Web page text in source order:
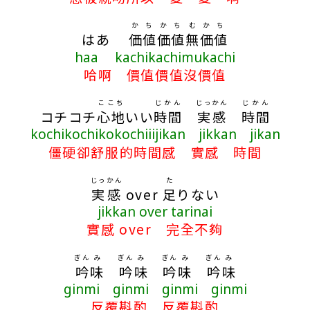
はあ 価値
かち
価値
かち
無
む
価値
かち
haa kachikachimukachi
哈啊 價值價值沒價值
コチコチ心地
ここち
いい時間
じかん
実感
じっかん
時間
じかん
kochikochikokochiiijikan jikkan jikan
僵硬卻舒服的時間感 實感 時間
実感
じっかん
over 足
た
りない
jikkan over tarinai
實感 over 完全不夠
吟
ぎん
味
み
吟
ぎん
味
み
吟
ぎん
味
み
吟
ぎん
味
み
ginmi ginmi ginmi ginmi